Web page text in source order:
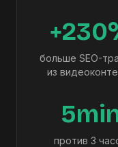
больше SEO-
из
против 3